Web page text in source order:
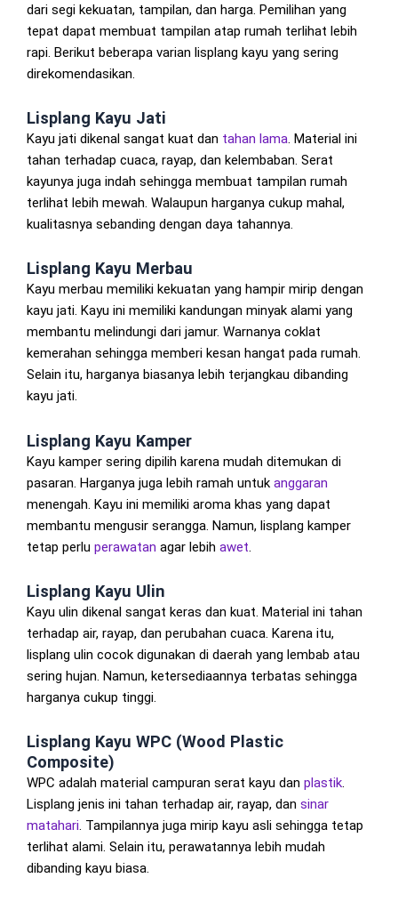
dari segi kekuatan, tampilan, dan harga. Pemilihan yang
tepat dapat membuat tampilan atap rumah terlihat lebih
rapi. Berikut beberapa varian lisplang kayu yang sering
direkomendasikan.
Lisplang Kayu Jati
Kayu jati dikenal sangat kuat dan tahan lama. Material ini
tahan terhadap cuaca, rayap, dan kelembaban. Serat
kayunya juga indah sehingga membuat tampilan rumah
terlihat lebih mewah. Walaupun harganya cukup mahal,
kualitasnya sebanding dengan daya tahannya.
Lisplang Kayu Merbau
Kayu merbau memiliki kekuatan yang hampir mirip dengan
kayu jati. Kayu ini memiliki kandungan minyak alami yang
membantu melindungi dari jamur. Warnanya coklat
kemerahan sehingga memberi kesan hangat pada rumah.
Selain itu, harganya biasanya lebih terjangkau dibanding
kayu jati.
Lisplang Kayu Kamper
Kayu kamper sering dipilih karena mudah ditemukan di
pasaran. Harganya juga lebih ramah untuk anggaran
menengah. Kayu ini memiliki aroma khas yang dapat
membantu mengusir serangga. Namun, lisplang kamper
tetap perlu perawatan agar lebih awet.
Lisplang Kayu Ulin
Kayu ulin dikenal sangat keras dan kuat. Material ini tahan
terhadap air, rayap, dan perubahan cuaca. Karena itu,
lisplang ulin cocok digunakan di daerah yang lembab atau
sering hujan. Namun, ketersediaannya terbatas sehingga
harganya cukup tinggi.
Lisplang Kayu WPC (Wood Plastic
Composite)
WPC adalah material campuran serat kayu dan plastik.
Lisplang jenis ini tahan terhadap air, rayap, dan sinar
matahari. Tampilannya juga mirip kayu asli sehingga tetap
terlihat alami. Selain itu, perawatannya lebih mudah
dibanding kayu biasa.